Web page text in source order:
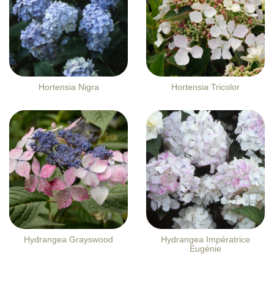
Hortensia Nigra Hortensia Tricolor
Hydrangea Grayswood
Hydrangea Impératrice
Eugénie